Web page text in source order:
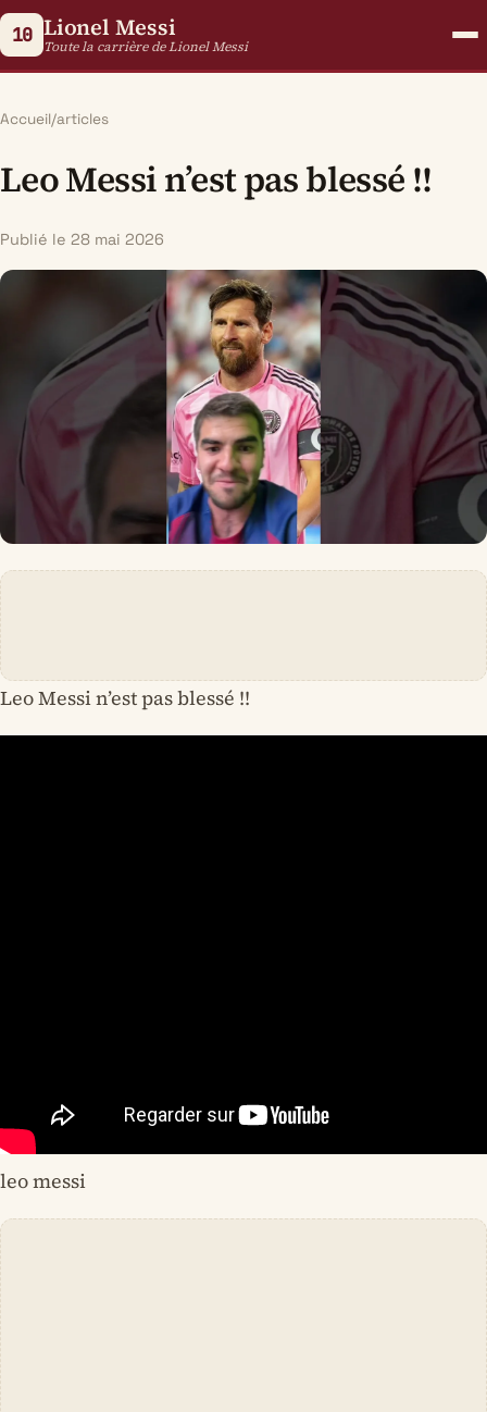
10 Lionel Messi
Toute la carrière de Lionel Messi
Accueil/articles
Leo Messi n’est pas blessé !!
Publié le 28 mai 2026
Leo Messi n’est pas blessé !!
leo messi